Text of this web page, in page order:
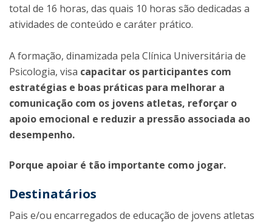
total de 16 horas, das quais 10 horas são dedicadas a
atividades de conteúdo e caráter prático.
A formação, dinamizada pela Clínica Universitária de
Psicologia, visa capacitar os participantes com
estratégias e boas práticas para melhorar a
comunicação com os jovens atletas, reforçar o
apoio emocional e reduzir a pressão associada ao
desempenho.
Porque apoiar é tão importante como jogar.
Destinatários
Pais e/ou encarregados de educação de jovens atletas